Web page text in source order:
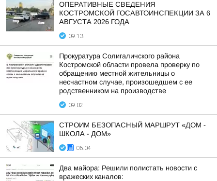
ОПЕРАТИВНЫЕ СВЕДЕНИЯ
КОСТРОМСКОЙ ГОСАВТОИНСПЕКЦИИ ЗА 6
АВГУСТА 2026 ГОДА
09:13
Прокуратура Солигаличского района
Костромской области провела проверку по
обращению местной жительницы о
несчастном случае, произошедшем с ее
родственником на производстве
09:02
СТРОИМ БЕЗОПАСНЫЙ МАРШРУТ «ДОМ -
ШКОЛА - ДОМ»
06:04
Два майора: Решили полистать новости с
вражеских каналов: